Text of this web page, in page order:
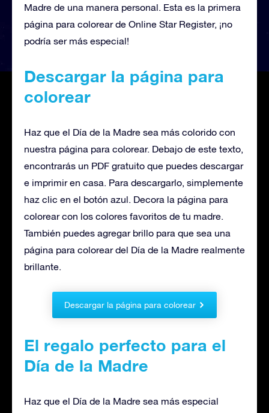
Madre de una manera personal. Esta es la primera
página para colorear de Online Star Register, ¡no
podría ser más especial!
Descargar la página para
colorear
Haz que el Día de la Madre sea más colorido con
nuestra página para colorear. Debajo de este texto,
encontrarás un PDF gratuito que puedes descargar
e imprimir en casa. Para descargarlo, simplemente
haz clic en el botón azul. Decora la página para
colorear con los colores favoritos de tu madre.
También puedes agregar brillo para que sea una
página para colorear del Día de la Madre realmente
brillante.
Descargar la página para colorear
El regalo perfecto para el
Día de la Madre
Haz que el Día de la Madre sea más especial